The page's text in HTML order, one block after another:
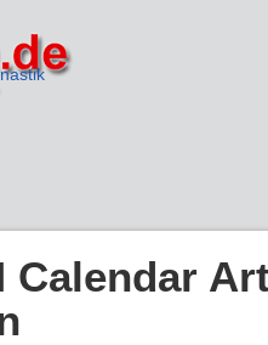
Calendar